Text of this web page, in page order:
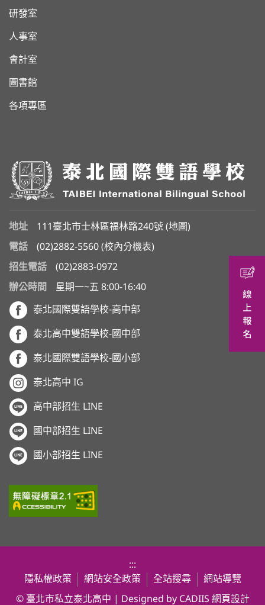
研發室
人事室
會計室
圖書館
各項專區
地址 111臺北市士林區福林路240號 (地圖 )
電話
(02)2882-5560 (校內分機表)
招生電話
(02)2883-0972
辦公時間
星期一~五 8:00-16:40
泰北國際雙語學校-高中部
泰北高中雙語學校-國中部
泰北國際雙語學校-國小部
泰北高中 IG
高中部招生 LINE
國中部招生 LINE
國小部招生 LINE
:::
隱私權政策
網站安全政策 全站搜尋
網站導覽
© 臺北市私立泰北高中 | Designed by CADIIS 網頁設計